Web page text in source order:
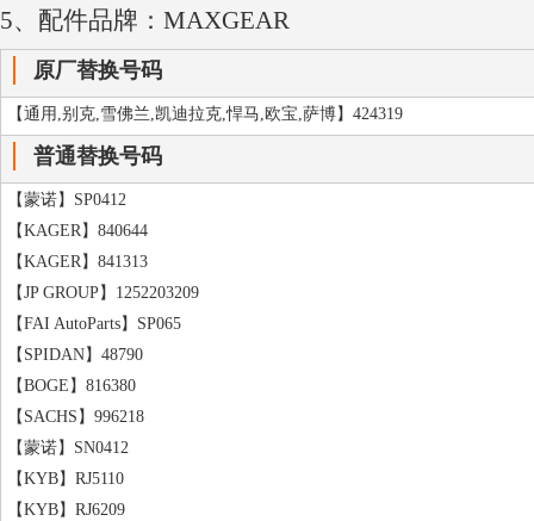
【FAE】80244
【SASIC】9206025
【STANDARD】CU1200
【HOFFER】8010406
【TESLA】CL510
【ANGLI】15137
【MAXGEAR】130125
【FISPA】8530188
【HUCO】133858
【JAPKO】78108
【WAIGLOBAL】CUF006
【WAIGLOBAL】SC006
5、配件品牌：MAXGEAR
原厂替换号码
【通用,别克,雪佛兰,凯迪拉克,悍马,欧宝,萨博】424319
普通替换号码
【蒙诺】SP0412
【KAGER】840644
【KAGER】841313
【JP GROUP】1252203209
【FAI AutoParts】SP065
【SPIDAN】48790
【BOGE】816380
【SACHS】996218
【蒙诺】SN0412
【KYB】RJ5110
【KYB】RJ6209